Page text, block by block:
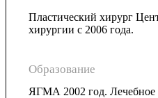
Пластический хирург
хирургии с 2006 года.
Образование
ЯГМА 2002 год. Лечебное